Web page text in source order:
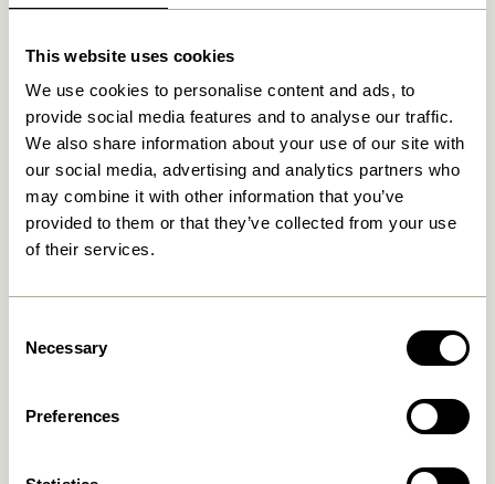
This website uses cookies
We use cookies to personalise content and ads, to
provide social media features and to analyse our traffic.
We also share information about your use of our site with
our social media, advertising and analytics partners who
may combine it with other information that you’ve
provided to them or that they’ve collected from your use
of their services.
Selection
Necessary
Preferences
Relaterede varer
Mush Bordlampe Mini
Tilføj til kurv